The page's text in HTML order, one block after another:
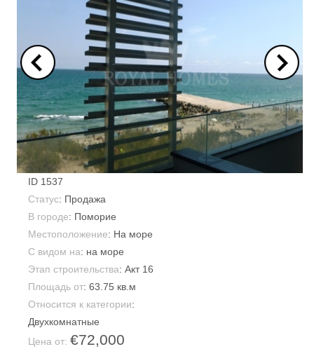
ID 1537
Статус: Продажа
В городе: Поморие
Местоположение: На море
С видом на: на море
Этап строительства: Акт 16
Площадь от: 63.75 кв.м
Относится к категории:
Двухкомнатные
Цена от: €72,000